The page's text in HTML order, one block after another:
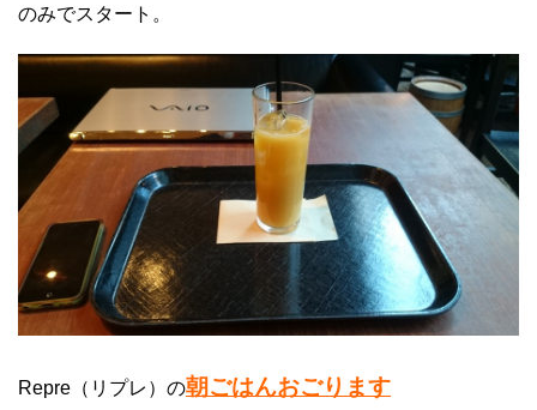
のみでスタート。
Repre（リプレ）の朝ごはんおごります